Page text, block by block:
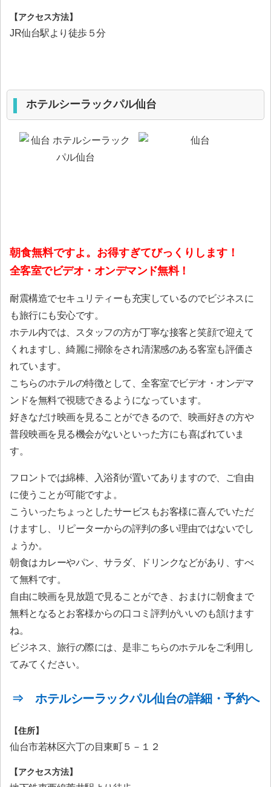
【アクセス方法】
JR仙台駅より徒歩５分
ホテルシーラックパル仙台
朝食無料ですよ。お得すぎてびっくりします！
全客室でビデオ・オンデマンド無料！
耐震構造でセキュリティーも充実しているのでビジネスに
も旅行にも安心です。
ホテル内では、スタッフの方が丁寧な接客と笑顔で迎えて
くれますし、綺麗に掃除をされ清潔感のある客室も評価さ
れています。
こちらのホテルの特徴として、全客室でビデオ・オンデマ
ンドを無料で視聴できるようになっています。
好きなだけ映画を見ることができるので、映画好きの方や
普段映画を見る機会がないといった方にも喜ばれていま
す。
フロントでは綿棒、入浴剤が置いてありますので、ご自由
に使うことが可能ですよ。
こういったちょっとしたサービスもお客様に喜んでいただ
けますし、リピーターからの評判の多い理由ではないでし
ょうか。
朝食はカレーやパン、サラダ、ドリンクなどがあり、すべ
て無料です。
自由に映画を見放題で見ることができ、おまけに朝食まで
無料となるとお客様からの口コミ評判がいいのも頷けます
ね。
ビジネス、旅行の際には、是非こちらのホテルをご利用し
てみてください。
⇒ ホテルシーラックパル仙台の詳細・予約へ
【住所】
仙台市若林区六丁の目東町５－１２
【アクセス方法】